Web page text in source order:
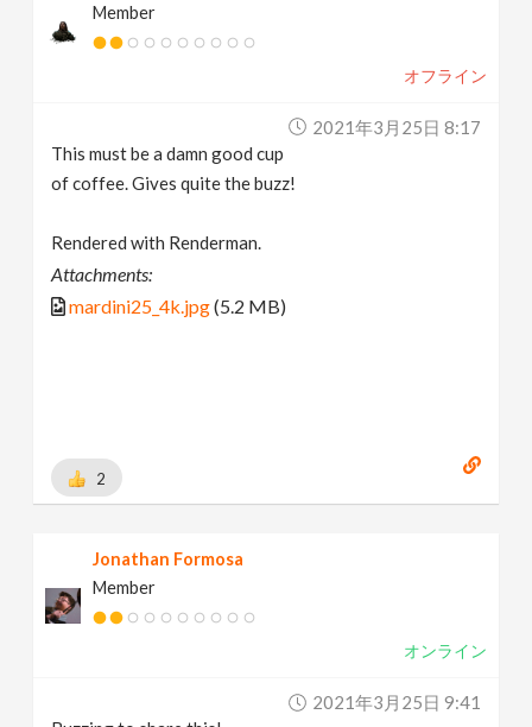
Member
オフライン
2021年3月25日 8:17
This must be a damn good cup
of coffee. Gives quite the buzz!
Rendered with Renderman.
Attachments:
mardini25_4k.jpg(5.2 MB)
2
Jonathan Formosa
Member
オンライン
2021年3月25日 9:41